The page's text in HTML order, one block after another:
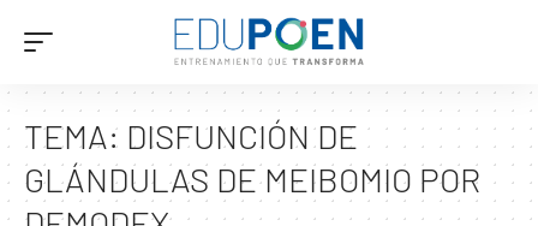
TEMA: DISFUNCIÓN DE
GLÁNDULAS DE MEIBOMIO POR